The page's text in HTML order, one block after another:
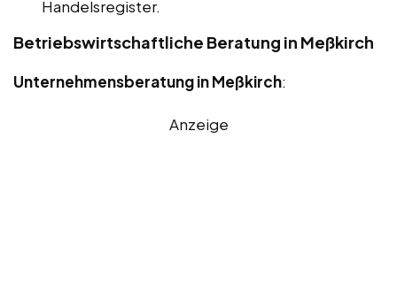
Handelsregister.
Betriebswirtschaftliche Beratung in Meßkirch
Unternehmensberatung in Meßkirch:
Anzeige